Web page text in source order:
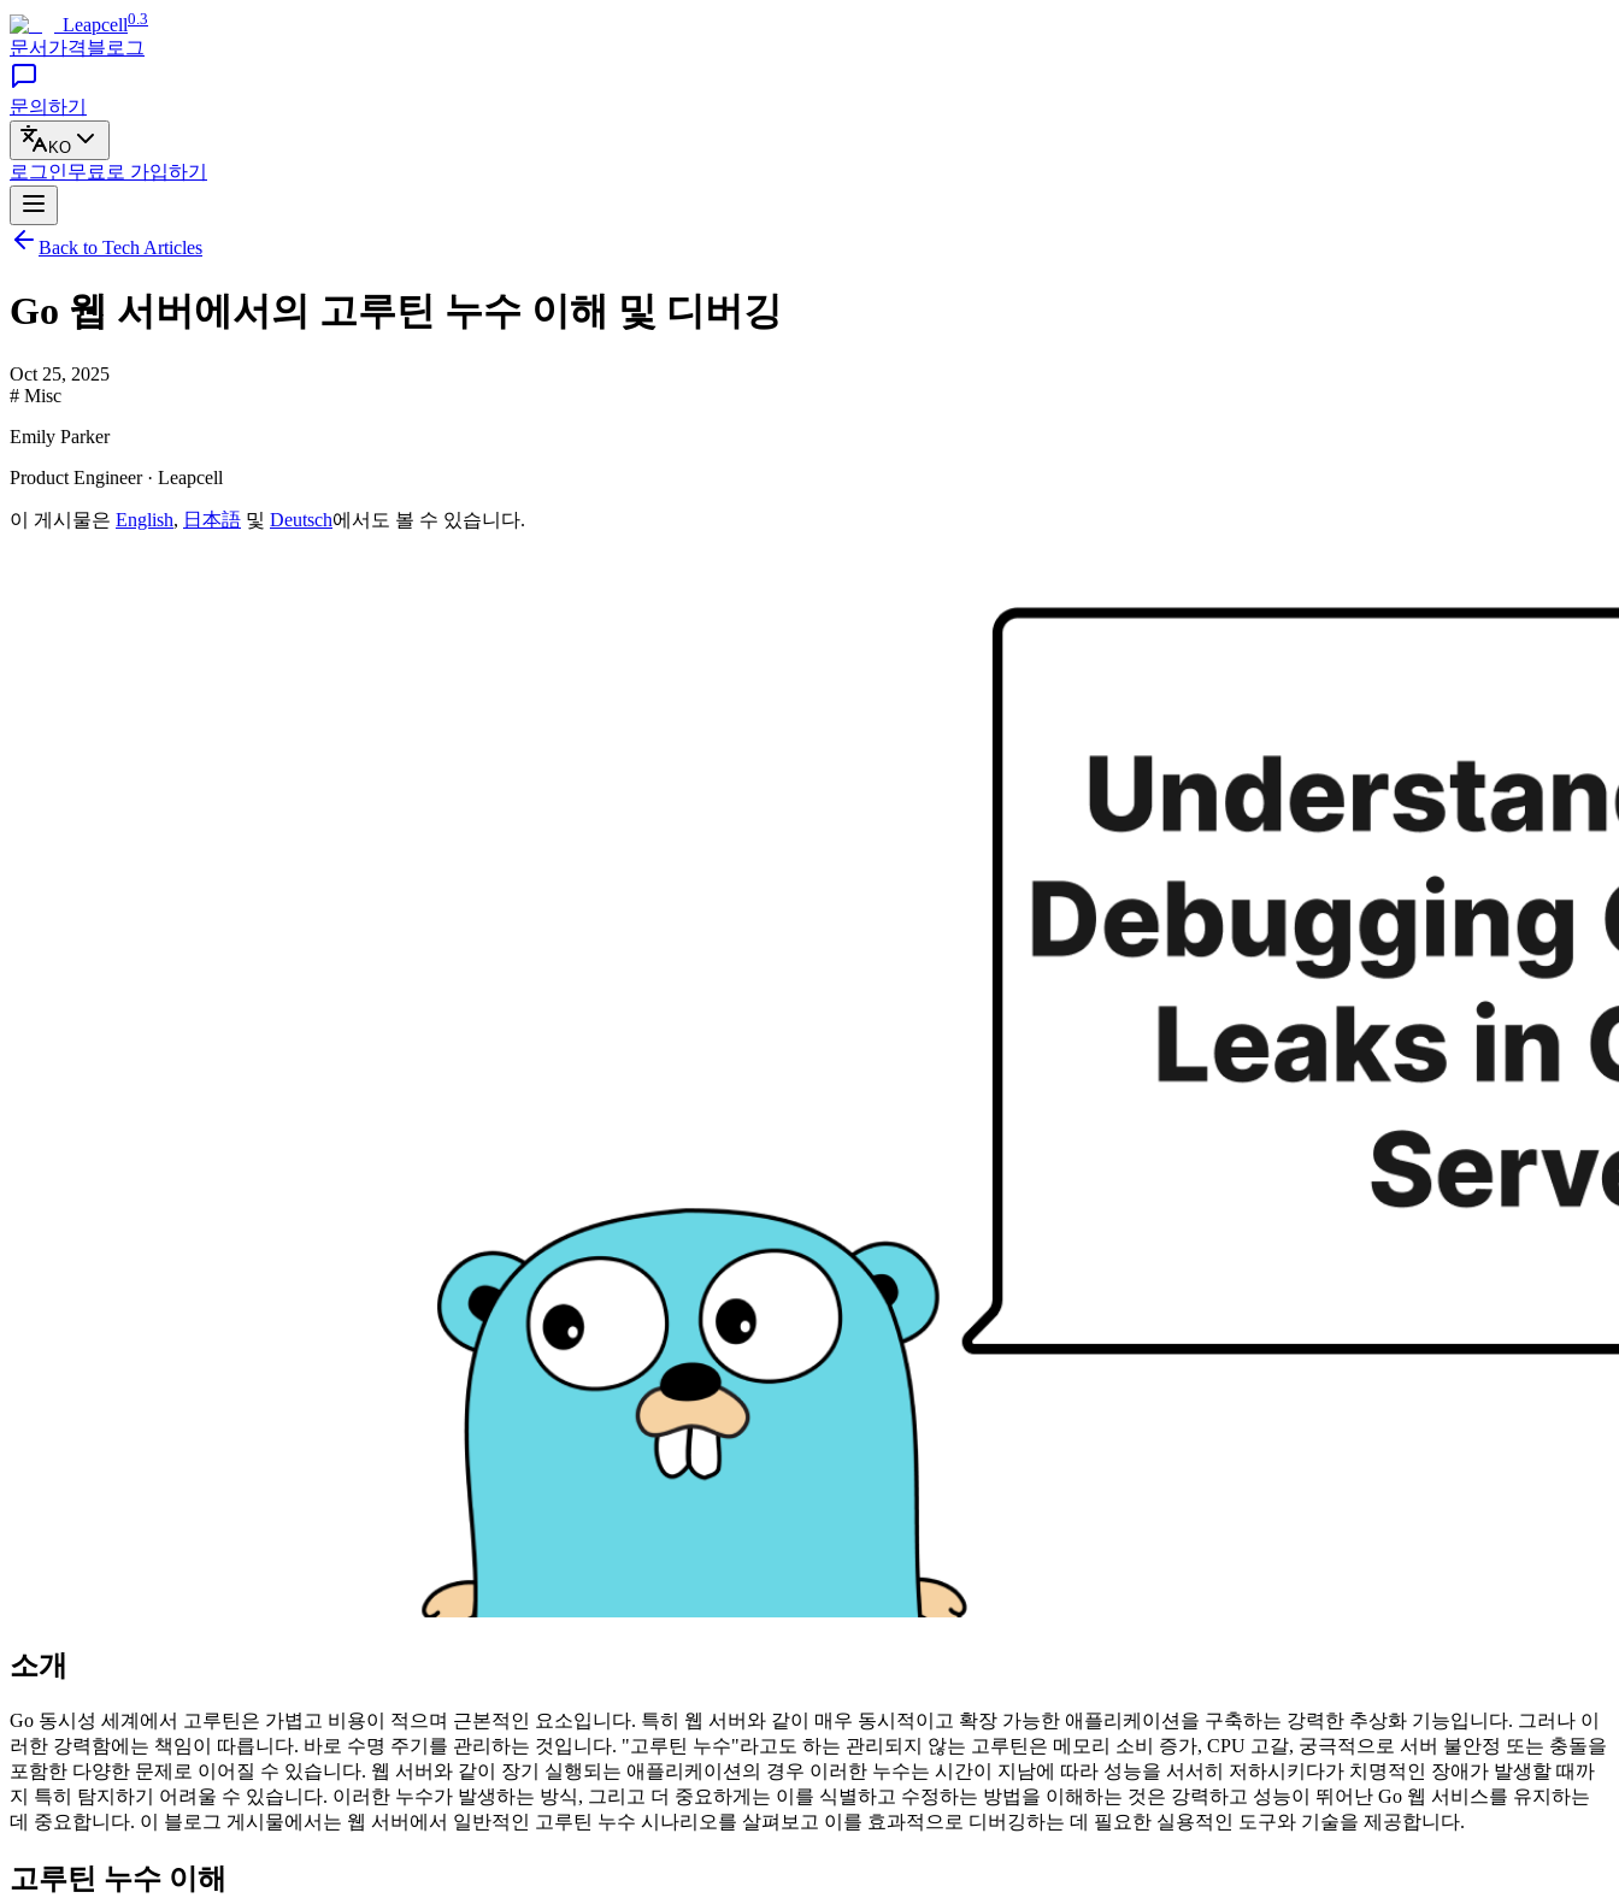
Leapcell0.3
문서 가격블로그
문의하기
KO
로그인무료로 가입하기
Back to Tech Articles
Go 웹 서버에서의 고루틴 누수 이해 및 디버깅
Oct 25, 2025
# Misc
Emily Parker
Product Engineer · Leapcell
이 게시물은 English, 日本語 및 Deutsch에서도 볼 수 있습니다.
소개
Go 동시성 세계에서 고루틴은 가볍고 비용이 적으며 근본적인 요소입니다. 특히 웹 서버와 같이 매우 동시적이고 확장 가능한 애플리케이션을 구축하는 강력한 추상화 기능입니다. 그러나 이
러한 강력함에는 책임이 따릅니다. 바로 수명 주기를 관리하는 것입니다. "고루틴 누수"라고도 하는 관리되지 않는 고루틴은 메모리 소비 증가, CPU 고갈, 궁극적으로 서버 불안정 또는 충돌을
포함한 다양한 문제로 이어질 수 있습니다. 웹 서버와 같이 장기 실행되는 애플리케이션의 경우 이러한 누수는 시간이 지남에 따라 성능을 서서히 저하시키다가 치명적인 장애가 발생할 때까
지 특히 탐지하기 어려울 수 있습니다. 이러한 누수가 발생하는 방식, 그리고 더 중요하게는 이를 식별하고 수정하는 방법을 이해하는 것은 강력하고 성능이 뛰어난 Go 웹 서비스를 유지하는
데 중요합니다. 이 블로그 게시물에서는 웹 서버에서 일반적인 고루틴 누수 시나리오를 살펴보고 이를 효과적으로 디버깅하는 데 필요한 실용적인 도구와 기술을 제공합니다.
고루틴 누수 이해